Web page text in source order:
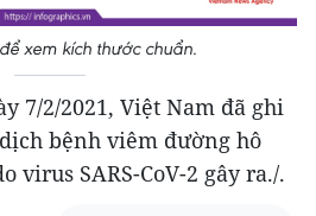
xem kích thước chuẩn.
7/2/2021, Việt Nam đã ghi
bệnh viêm đường hô
virus SARS-CoV-2 gây ra./.